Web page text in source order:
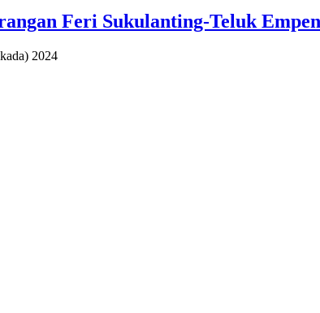
Feri Sukulanting-Teluk
2024